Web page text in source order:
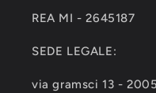
REA MI - 2645187
SEDE LEGALE:
via gramsci 13 -